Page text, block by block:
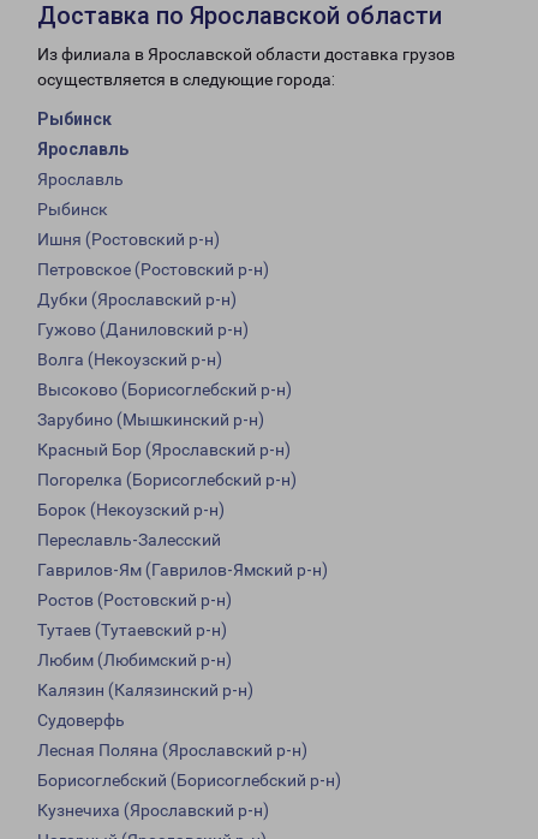
Доставка по Ярославской области
Из филиала в Ярославской области доставка грузов
осуществляется в следующие города:
Рыбинск
Ярославль
Ярославль
Рыбинск
Ишня (Ростовский р-н)
Петровское (Ростовский р-н)
Дубки (Ярославский р-н)
Гужово (Даниловский р-н)
Волга (Некоузский р-н)
Высоково (Борисоглебский р-н)
Зарубино (Мышкинский р-н)
Красный Бор (Ярославский р-н)
Погорелка (Борисоглебский р-н)
Борок (Некоузский р-н)
Переславль-Залесский
Гаврилов-Ям (Гаврилов-Ямский р-н)
Ростов (Ростовский р-н)
Тутаев (Тутаевский р-н)
Любим (Любимский р-н)
Калязин (Калязинский р-н)
Судоверфь
Лесная Поляна (Ярославский р-н)
Борисоглебский (Борисоглебский р-н)
Кузнечиха (Ярославский р-н)